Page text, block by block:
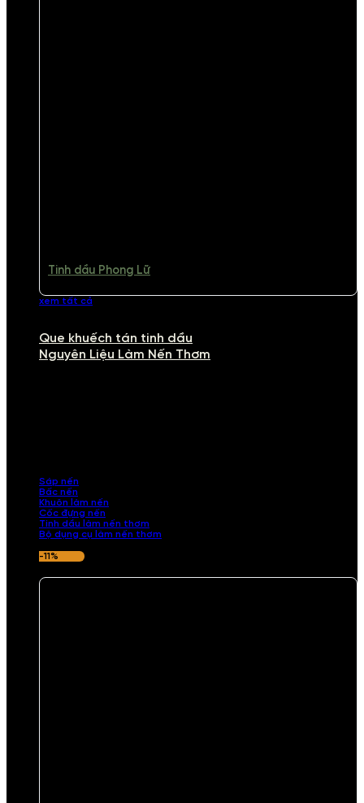
Tinh dầu Phong Lữ
xem tất cả
Que khuếch tán tinh dầu
Nguyên Liệu Làm Nến Thơm
Sáp nến
Bấc nến
Khuôn làm nến
Cốc đựng nến
Tinh dầu làm nến thơm
Bộ dụng cụ làm nến thơm
-11%